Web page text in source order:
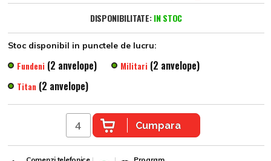
DISPONIBILITATE: IN STOC
Stoc disponibil in punctele de lucru:
Fundeni (2 anvelope) Militari (2 anvelope)
Titan (2 anvelope)
Cumpara